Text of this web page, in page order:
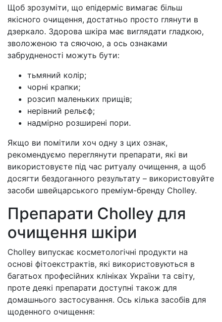
Щоб зрозуміти, що епідерміс вимагає більш
якісного очищення, достатньо просто глянути в
дзеркало. Здорова шкіра має виглядати гладкою,
зволоженою та сяючою, а ось ознаками
забрудненості можуть бути:
тьмяний колір;
чорні крапки;
розсип маленьких прищів;
нерівний рельєф;
надмірно розширені пори.
Якщо ви помітили хоч одну з цих ознак,
рекомендуємо переглянути препарати, які ви
використовуєте під час ритуалу очищення, а щоб
досягти бездоганного результату – використовуйте
засоби швейцарського преміум-бренду Cholley.
Препарати Cholley для
очищення шкіри
Cholley випускає косметологічні продукти на
основі фітоекстрактів, які використовуються в
багатьох професійних клініках України та світу,
проте деякі препарати доступні також для
домашнього застосування. Ось кілька засобів для
щоденного очищення: